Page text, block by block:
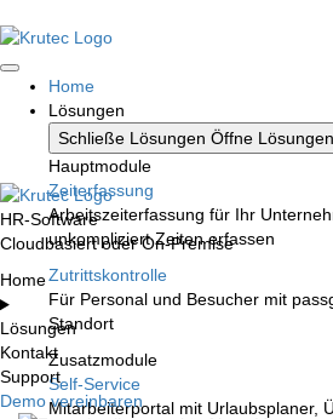
Home
Lösungen
Schließe Lösungen Öffne Lösungen
Hauptmodule
Zeiterfassung
Arbeitszeiterfassung für Ihr
unkompliziert Zeiten erfassen
Zutrittskontrolle
Für Personal und Besucher mit
Standort
Zusatzmodule
Self-Service
Mitarbeiterportal mit Urlaubsplaner,
HR-Software
Cloudbasiert oder On-Premise
Home
Lösungen
Kontakt
Support
Demo vereinbaren